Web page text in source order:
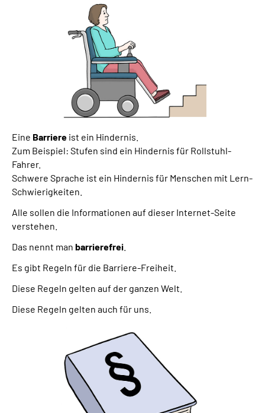
Eine Barriere ist ein Hindernis.
Zum Beispiel: Stufen sind ein Hindernis für Rollstuhl-
Fahrer.
Schwere Sprache ist ein Hindernis für Menschen mit Lern-
Schwierigkeiten.
Alle sollen die Informationen auf dieser Internet-Seite
verstehen.
Das nennt man barrierefrei
Es gibt Regeln für die Barriere-Freiheit.
Diese Regeln gelten auf der ganzen Welt.
Diese Regeln gelten auch für uns.